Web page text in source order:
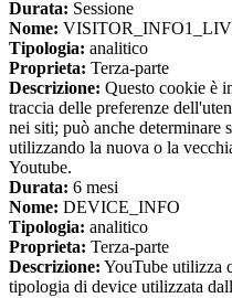
Durata: Sessione
Nome:
Tipologia: analitico
Proprieta: Terza-parte
Descrizione: Questo cookie è
traccia delle preferenze
nei siti; può anche determinare
utilizzando la nuova o la
Youtube.
Durata: 6 mesi
Nome: DEVICE_INFO
Tipologia: analitico
Proprieta: Terza-parte
Descrizione: YouTube utilizza
tipologia di device utilizzata